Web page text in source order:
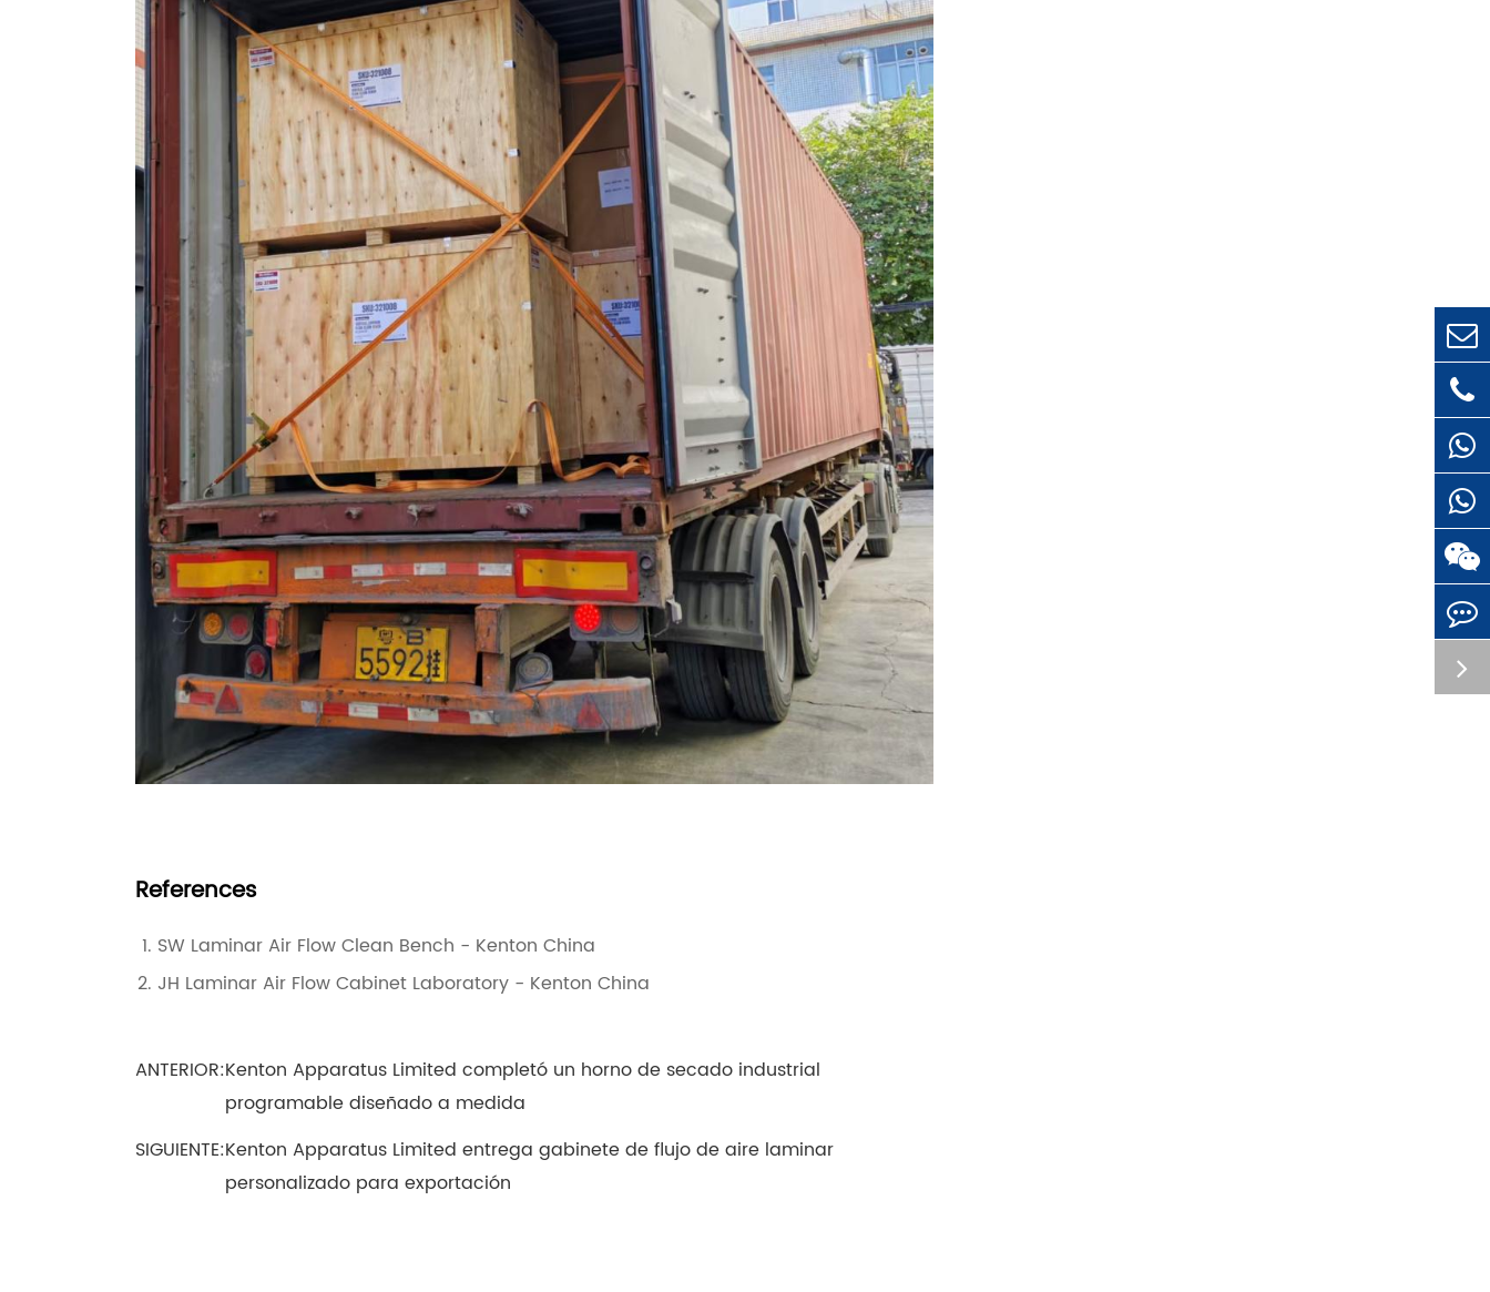
References
SW Laminar Air Flow Clean Bench - Kenton China
JH Laminar Air Flow Cabinet Laboratory - Kenton China
ANTERIOR:Kenton Apparatus Limited completó un horno de secado industrial
programable diseñado a medida
SIGUIENTE:Kenton Apparatus Limited entrega gabinete de flujo de aire laminar
personalizado para exportación